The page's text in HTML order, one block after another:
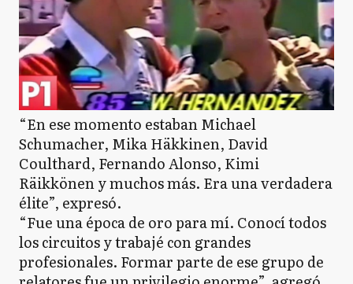
“En ese momento estaban Michael
Schumacher, Mika Häkkinen, David
Coulthard, Fernando Alonso, Kimi
Räikkönen y muchos más. Era una verdadera
élite”, expresó.
“Fue una época de oro para mí. Conocí todos
los circuitos y trabajé con grandes
profesionales. Formar parte de ese grupo de